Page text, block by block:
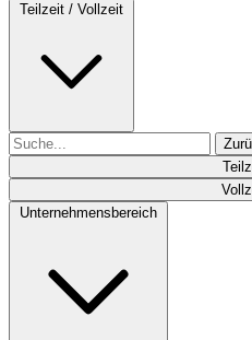
Teilzeit / Vollzeit
Unternehmensbereich